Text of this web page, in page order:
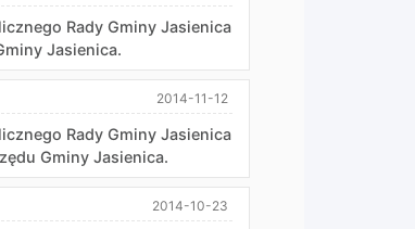
Rady Gminy Jasienica
Jasienica.
2014-11-12
Rady Gminy Jasienica
Gminy Jasienica.
2014-10-23